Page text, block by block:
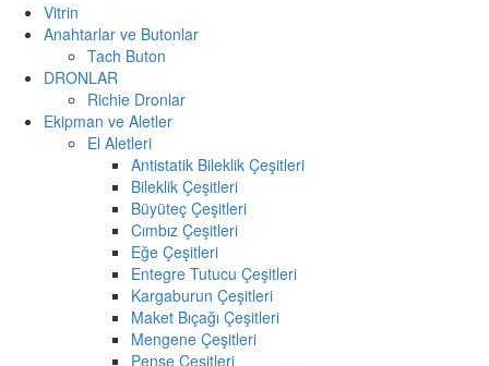
Vitrin
Anahtarlar ve Butonlar
Tach Buton
DRONLAR
Richie Dronlar
Ekipman ve Aletler
El Aletleri
Antistatik Bileklik Çeşitleri
Bileklik Çeşitleri
Büyüteç Çeşitleri
Cımbız Çeşitleri
Eğe Çeşitleri
Entegre Tutucu Çeşitleri
Kargaburun Çeşitleri
Maket Bıçağı Çeşitleri
Mengene Çeşitleri
Pense Çeşitleri